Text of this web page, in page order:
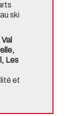
ski
Val
Les
et